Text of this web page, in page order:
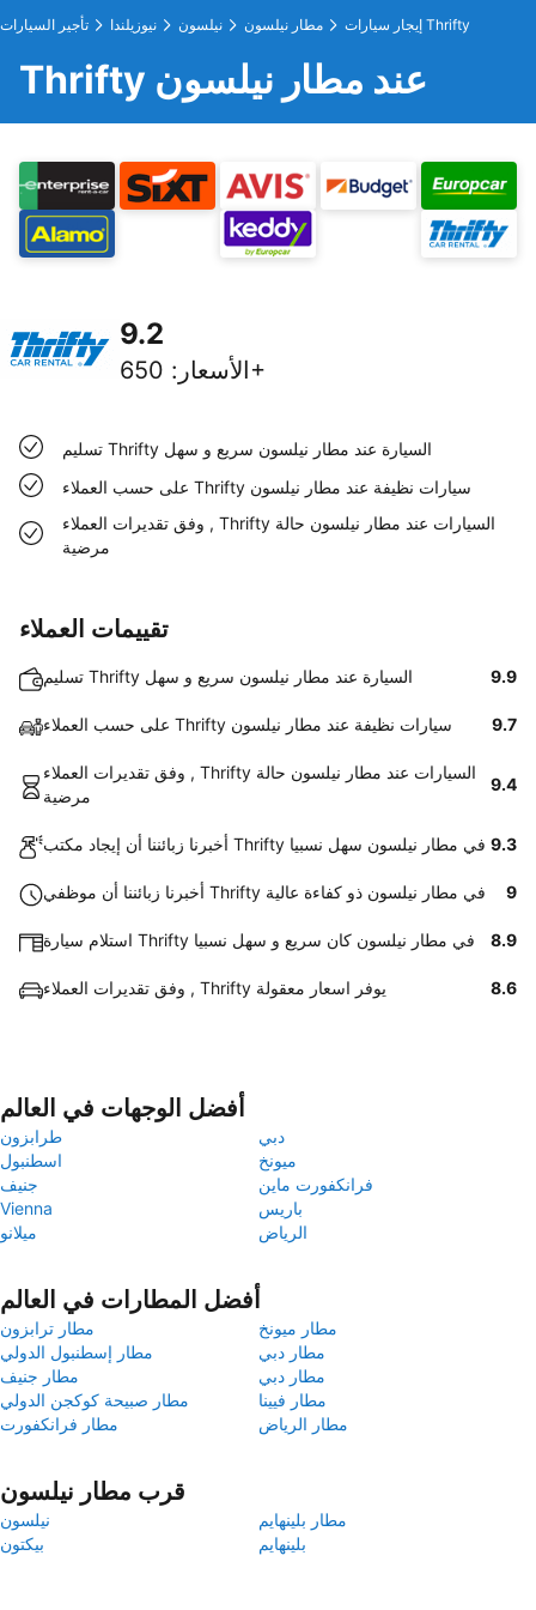
تأجير السيارات نيوزيلندا نيلسون مطار نيلسون إيجار سيارات Thrifty
Thrifty عند مطار نيلسون
9.2
الأسعار : 650+
تسليم Thrifty السيارة عند مطار نيلسون سريع و سهل
على حسب العملاء Thrifty سيارات نظيفة عند مطار نيلسون
وفق تقديرات العملاء , Thrifty السيارات عند مطار نيلسون حالة
مرضية
تقييمات العملاء
تسليم Thrifty السيارة عند مطار نيلسون سريع و سهل 9.9
على حسب العملاء Thrifty سيارات نظيفة عند مطار نيلسون 9.7
وفق تقديرات العملاء , Thrifty السيارات عند مطار نيلسون حالة
مرضية
9.4
أخبرنا زبائننا أن إيجاد مكتب Thrifty في مطار نيلسون سهل نسبيا 9.3
أخبرنا زبائننا أن موظفي Thrifty في مطار نيلسون ذو كفاءة عالية 9
استلام سيارة Thrifty في مطار نيلسون كان سريع و سهل نسبيا 8.9
وفق تقديرات العملاء , Thrifty يوفر اسعار معقولة 8.6
أفضل الوجهات في العالم
طرابزون
دبي
اسطنبول
ميونخ
جنيف
فرانكفورت ماين
Vienna
باريس
ميلانو
الرياض
أفضل المطارات في العالم
مطار ترابزون
مطار ميونخ
مطار إسطنبول الدولي
مطار دبي
مطار جنيف
مطار دبي
مطار صبيحة كوكجن الدولي
مطار فيينا
مطار فرانكفورت
مطار الرياض
قرب مطار نيلسون
نيلسون
مطار بلينهايم
بيكتون
بلينهايم